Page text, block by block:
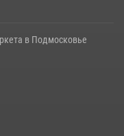
в Подмосковье